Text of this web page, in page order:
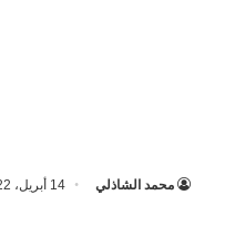
محمد الشاذلي 14 أبريل، 2022